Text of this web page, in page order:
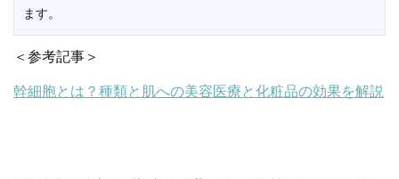
ます。
＜参考記事＞
幹細胞とは？種類と肌への美容医療と化粧品の効果を解説